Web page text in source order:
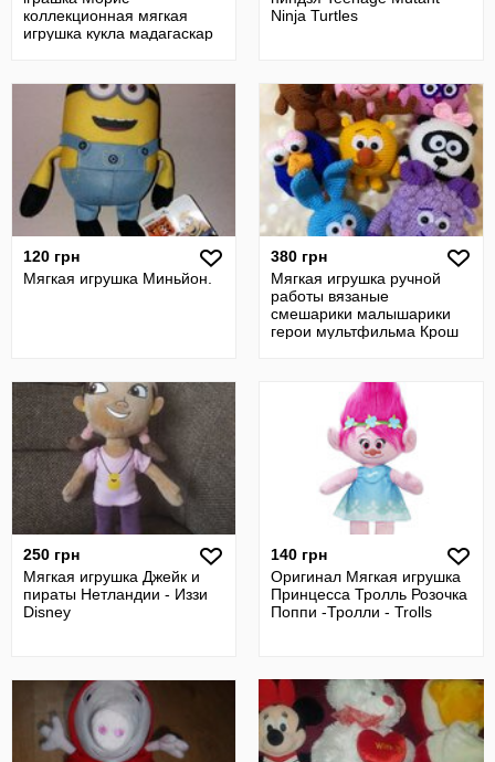
коллекционная мягкая
игрушка кукла мадагаскар
Ninja Turtles
120 грн
Мягкая игрушка Миньйон.
380 грн
Мягкая игрушка ручной
работы вязаные
смешарики малышарики
герои мультфильма Крош
250 грн
Мягкая игрушка Джейк и
пираты Нетландии - Иззи
Disney
140 грн
Оригинал Мягкая игрушка
Принцесса Тролль Розочка
Поппи -Тролли - Trolls